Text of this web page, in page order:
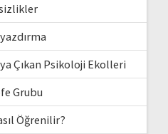
Çıkan Psikoloji Ekolleri
Grubu
Öğrenilir?